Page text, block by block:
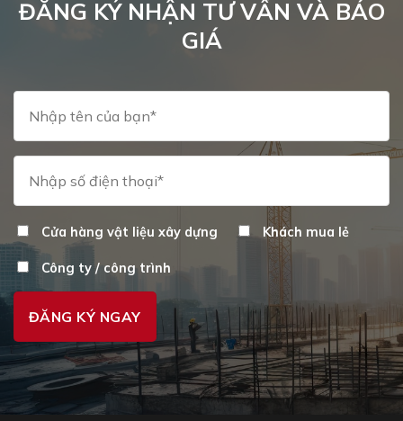
ĐĂNG KÝ NHẬN TƯ VẤN VÀ BÁO
GIÁ
Cửa hàng vật liệu xây dựng Khách mua lẻ
Công ty / công trình